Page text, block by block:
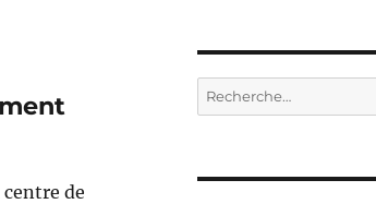
centre de
Recherche
pour :